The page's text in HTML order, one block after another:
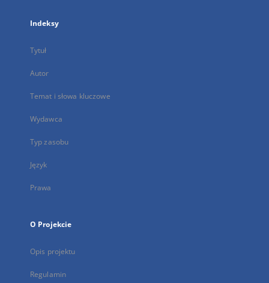
Indeksy
Tytuł
Autor
Temat i słowa kluczowe
Wydawca
Typ zasobu
Język
Prawa
O Projekcie
Opis projektu
Regulamin